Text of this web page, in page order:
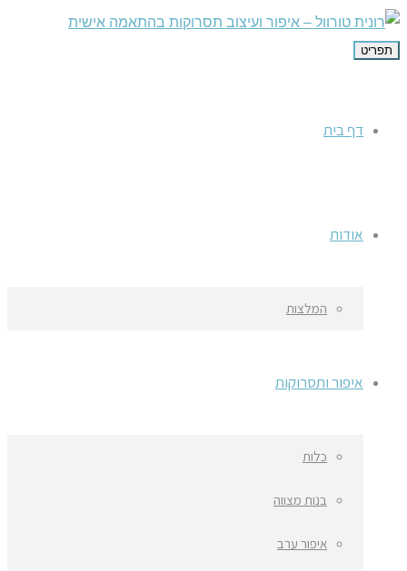
תפריט
דף בית
אודות
המלצות
איפור ותסרוקות
כלות
בנות מצווה
איפור ערב